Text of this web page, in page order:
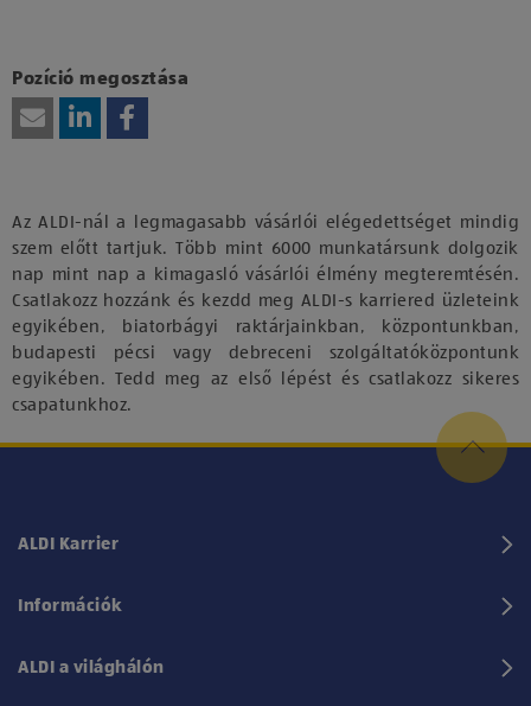
vagy technológiájának használatához.
Pozíció megosztása
Az ALDI-nál a legmagasabb vásárlói elégedettséget mindig
szem előtt tartjuk. Több mint 6000 munkatársunk dolgozik
nap mint nap a kimagasló vásárlói élmény megteremtésén.
Csatlakozz hozzánk és kezdd meg ALDI-s karriered üzleteink
egyikében, biatorbágyi raktárjainkban, központunkban,
budapesti pécsi vagy debreceni szolgáltatóközpontunk
egyikében. Tedd meg az első lépést és csatlakozz sikeres
csapatunkhoz.
ALDI Karrier
Információk
ALDI a világhálón